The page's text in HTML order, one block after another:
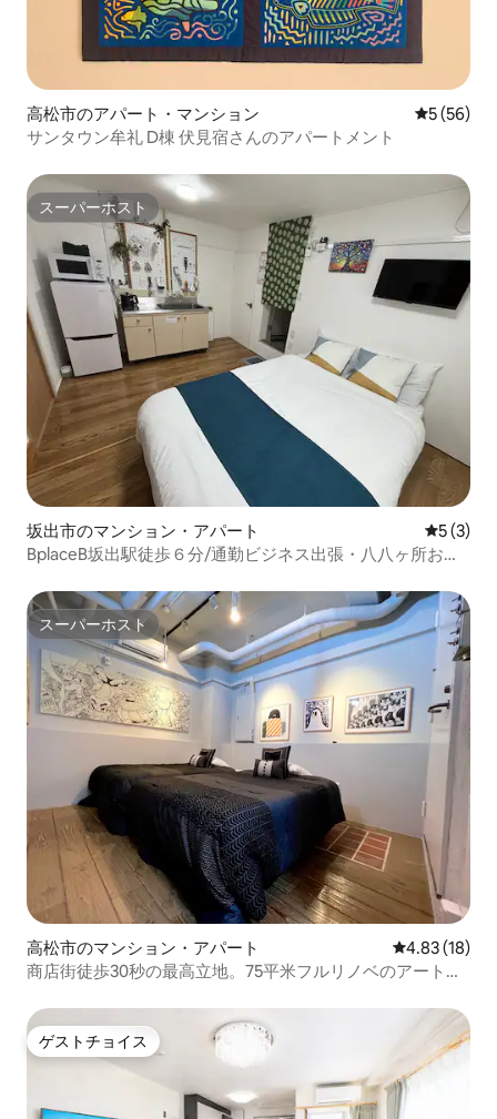
高松市のアパート・マンション レビュー
5 (56)
サンタウン牟礼 D棟 伏見宿さんのアパートメント
スーパーホスト
スーパーホスト
坂出市のマンション・アパート レビュー
5 (3)
BplaceB坂出駅徒歩６分/通勤ビジネス出張・八八ヶ所お遍
スーパーホスト
スーパーホスト
高松市のマンション・アパート レビュー18
4.83 (18)
商店街徒歩30秒の最高立地。75平米フルリノベのアート部
ゲストチョイス
ゲストチョイス